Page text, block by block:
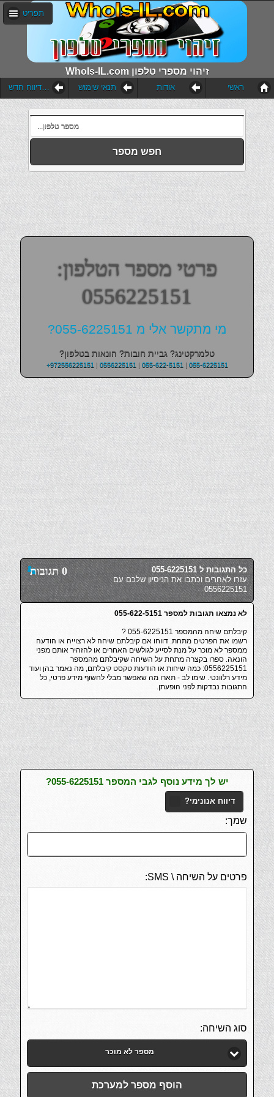
WhoIs-IL.com זיהוי מספרי טלפון
תפריט
הוסף דיווח חדש תנאי שימוש אודות ראשי
חפש מספר
פרטי מספר הטלפון:
0556225151
מי מתקשר אלי מ 055-6225151?
טלמרקטינג? גביית חובות? הונאות בטלפון?
+972556225151| 0556225151| 055-622-5151| 055-6225151
0 תגובות
כל התגובות ל 055-6225151
עזרו לאחרים וכתבו את הניסיון שלכם עם
0556225151
לא נמצאו תגובות למספר 055-622-5151
קיבלתם שיחה מהמספר 055-6225151 ?
רשמו את הפרטים מתחת. דווחו אם קיבלתם שיחה לא רצוייה או הודעה
ממספר לא מוכר על מנת לסייע לגולשים האחרים או להזהיר אותם מפני
הונאה. ספרו בקצרה מתחת על השיחה שקיבלתם מהמספר
0556225151: כמה שיחות או הודעות טקסט קיבלתם, מה נאמר בהן ועוד
מידע רלוונטי. שימו לב - תארו מה שאפשר מבלי לחשוף מידע פרטי, כל
התגובות נבדקות לפני הופעתן.
יש לך מידע נוסף לגבי המספר 055-6225151?
דיווח אנונימי?
שמך:
פרטים על השיחה \ SMS:
סוג השיחה:
מספר לא מוכר
הוסף מספר למערכת